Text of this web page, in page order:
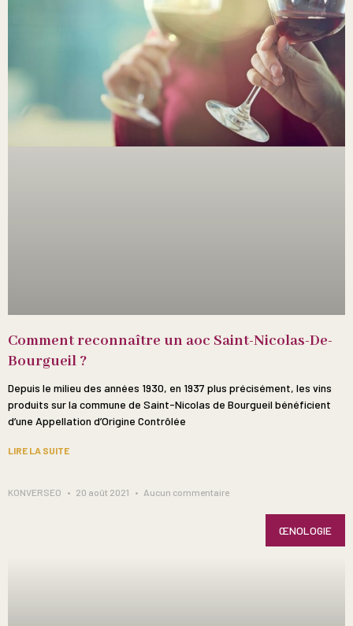
Comment reconnaître un aoc Saint-Nicolas-De-
Bourgueil ?
Depuis le milieu des années 1930, en 1937 plus précisément, les vins
produits sur la commune de Saint-Nicolas de Bourgueil bénéficient
d’une Appellation d’Origine Contrôlée
LIRE LA SUITE
KONVERSEO 20 août 2021 Aucun commentaire
ŒNOLOGIE